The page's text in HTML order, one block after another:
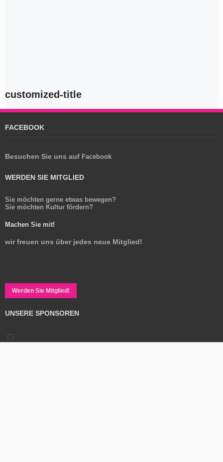
customized-title
FACEBOOK
Besuchen Sie uns auf Facebook
WERDEN SIE MITGLIED
Sie möchten gerne etwas bewegen?
Sie möchten Kultur fördern?
Machen Sie mit!
wir freuen uns über jedes neue Mitglied!
Werden Sie Mitglied!
UNSERE SPONSOREN